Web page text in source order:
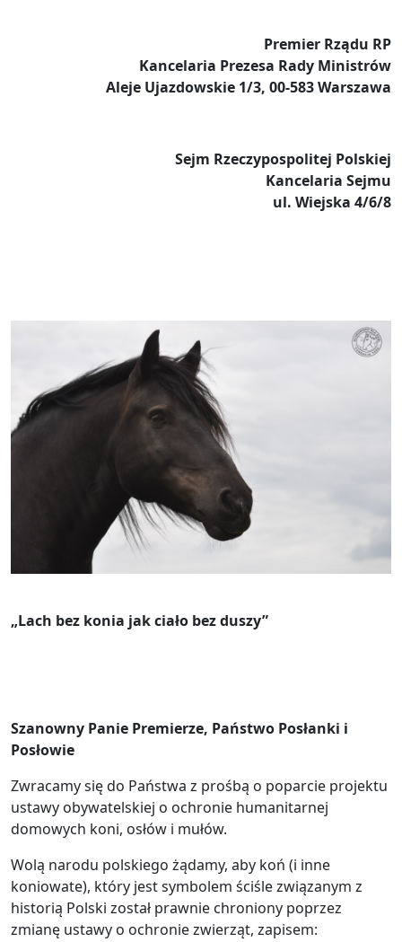
Premier Rządu RP
Kancelaria Prezesa Rady Ministrów
Aleje Ujazdowskie 1/3, 00-583 Warszawa
Sejm Rzeczypospolitej Polskiej
Kancelaria Sejmu
ul. Wiejska 4/6/8
„Lach bez konia jak ciało bez duszy”
Szanowny Panie Premierze, Państwo Posłanki i
Posłowie
Zwracamy się do Państwa z prośbą o poparcie projektu
ustawy obywatelskiej o ochronie humanitarnej
domowych koni, osłów i mułów.
Wolą narodu polskiego żądamy, aby koń (i inne
koniowate), który jest symbolem ściśle związanym z
historią Polski został prawnie chroniony poprzez
zmianę ustawy o ochronie zwierząt, zapisem: